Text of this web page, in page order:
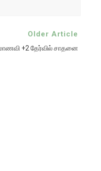
Older Article
+2 தேர்வில் சாதனை